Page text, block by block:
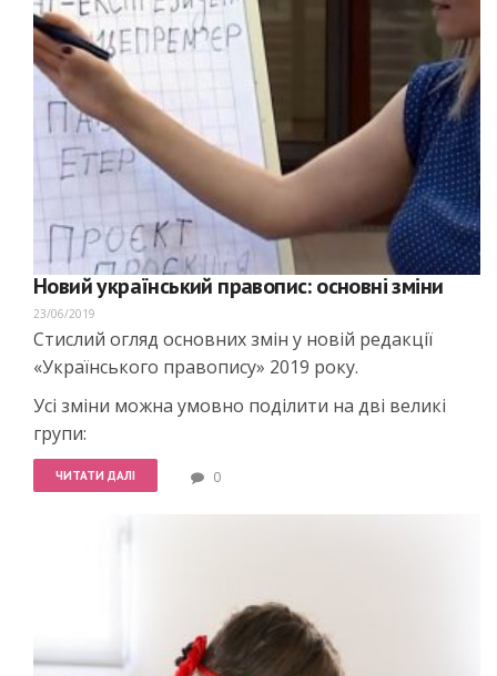
Новий український правопис: основні зміни
23/06/2019
Стислий огляд основних змін у новій редакції
«Українського правопису» 2019 року.
Усі зміни можна умовно поділити на дві великі
групи:
ЧИТАТИ ДАЛІ 0